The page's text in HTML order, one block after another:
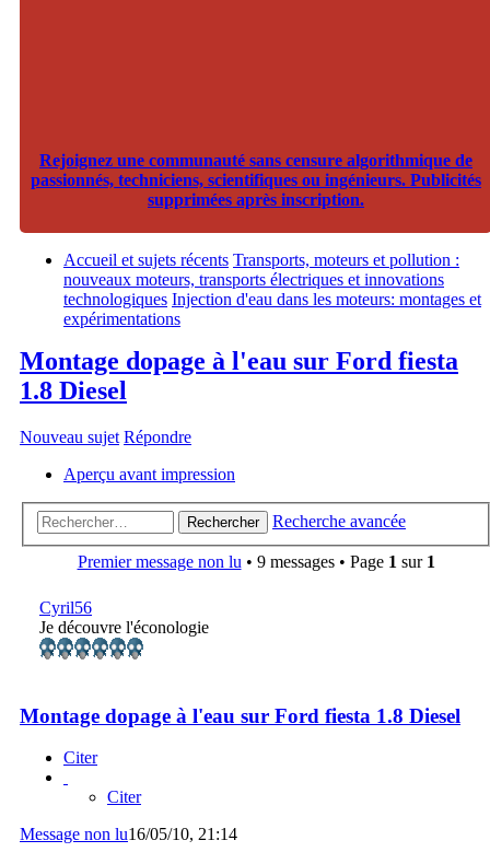
Rejoignez une communauté sans censure algorithmique de
passionnés, techniciens, scientifiques ou ingénieurs. Publicités
supprimées après inscription.
Accueil et sujets récents Transports, moteurs et pollution :
nouveaux moteurs, transports électriques et innovations
technologiques Injection d'eau dans les moteurs: montages et
expérimentations
Montage dopage à l'eau sur Ford fiesta
1.8 Diesel
Nouveau sujet Répondre
Aperçu avant impression
Rechercher Recherche avancée
Premier message non lu • 9 messages • Page 1 sur 1
Cyril56
Je découvre l'éconologie
Montage dopage à l'eau sur Ford fiesta 1.8 Diesel
Citer
Citer
Message non lu16/05/10, 21:14